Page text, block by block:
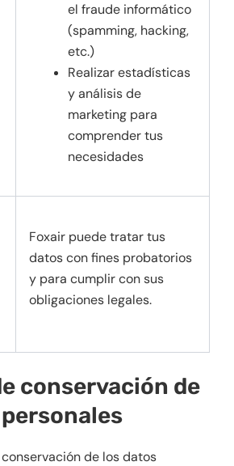
el fraude informático
(spamming, hacking,
etc.)
Realizar estadísticas
y análisis de
marketing para
comprender tus
necesidades
Foxair puede tratar tus
datos con fines probatorios
y para cumplir con sus
obligaciones legales.
conservación de
de los datos